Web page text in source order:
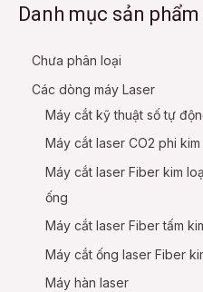
Danh mục sản phẩm
Chưa phân loại
Các dòng máy Laser
Máy cắt kỹ thuật số tự
Máy cắt laser CO2 phi kim
Máy cắt laser Fiber kim
ống
Máy cắt laser Fiber tấm
Máy cắt ống laser Fiber
Máy hàn laser